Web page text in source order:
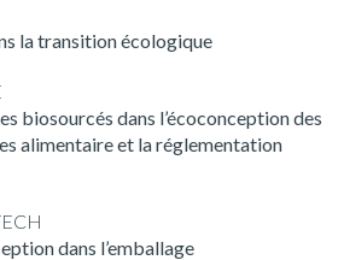
la transition écologique
biosourcés dans l’écoconception des
alimentaire et la réglementation
dans l’emballage